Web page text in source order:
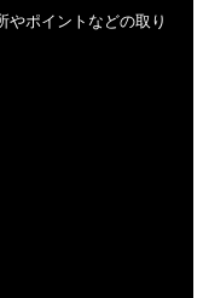
やポイントなどの取り